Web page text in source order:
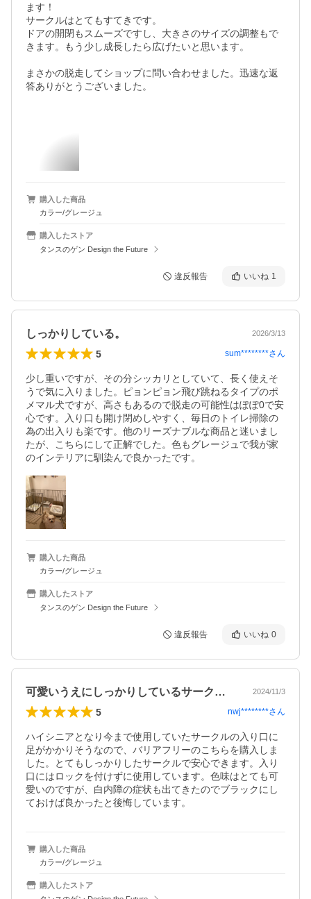
ます！
サークルはとてもすてきです。
ドアの開閉もスムーズですし、大きさのサイズの調整もで
きます。もう少し成長したら広げたいと思います。
まさかの脱走してショップに問い合わせました。迅速な返
答ありがとうございました。
購入した商品
カラー/グレージュ
購入したストア
タンスのゲン Design the Future
違反報告 いいね 1
しっかりしている。 2026/3/13
5 sum********さん
少し重いですが、その分シッカリとしていて、長く使えそ
うで気に入りました。ピョンピョン飛び跳ねるタイプのポ
メマル犬ですが、高さもあるので脱走の可能性はぽぽ0で安
心です。入り口も開け閉めしやすく、毎日のトイレ掃除の
為の出入りも楽です。他のリーズナブルな商品と迷いまし
たが、こちらにして正解でした。色もグレージュで我が家
のインテリアに馴染んで良かったです。
購入した商品
カラー/グレージュ
購入したストア
タンスのゲン Design the Future
違反報告 いいね 0
可愛いうえにしっかりしているサークルです 2024/11/3
5 nwj********さん
ハイシニアとなり今まで使用していたサークルの入り口に
足がかかりそうなので、バリアフリーのこちらを購入しま
した。とてもしっかりしたサークルで安心できます。入り
口にはロックを付けずに使用しています。色味はとても可
愛いのですが、白内障の症状も出てきたのでブラックにし
ておけば良かったと後悔しています。
購入した商品
カラー/グレージュ
購入したストア